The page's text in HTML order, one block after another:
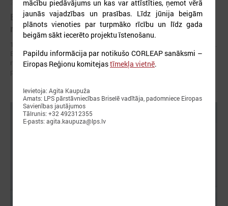
2026. gada 17. jūnijs
Eiropas pilsētu līderi Gimarainšā vienojas par
rīcību klimata noturības stiprināšanai
Eiropas Pilsētu noturības forums (EURESFO 2026), kas pulcē vairāk
nekā 400 pašvaldību vadītājus, pilsētplānotājus, klimata ekspertus un
mācību piedāvājums un kas var attīstīties, ņemot vērā
jaunās vajadzības un prasības. Līdz jūnija beigām
plānots vienoties par turpmāko rīcību un līdz gada
beigām sākt iecerēto projektu īstenošanu.
Papildu informācija par notikušo CORLEAP sanāksmi –
Eiropas Reģionu komitejastīmekļa vietnē.
Ievietoja: Agita Kaupuža
Amats: LPS pārstāvniecības Briselē vadītāja, padomniece Eiropas
Savienības jautājumos
Tālrunis: +32 492312355
E-pasts: agita.kaupuza@lps.lv